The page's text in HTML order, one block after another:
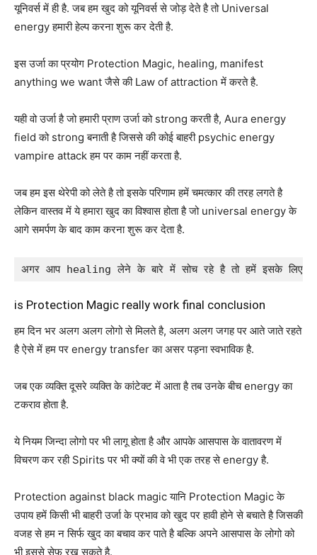
यूनिवर्स में ही है. जब हम खुद को यूनिवर्स से जोड़ देते है तो Universal
energy हमारी हेल्प करना शुरू कर देती है.
इस उर्जा का प्रयोग Protection Magic, healing, manifest
anything we want जैसे की Law of attraction में करते है.
यही वो उर्जा है जो हमारी प्राण उर्जा को strong करती है, Aura energy
field को strong बनाती है जिससे की कोई बाहरी psychic energy
vampire attack हम पर काम नहीं करता है.
जब हम इस थेरेपी को लेते है तो इसके परिणाम हमें चमत्कार की तरह लगते है
लेकिन वास्तव में ये हमारा खुद का विश्वास होता है जो universal energy के
आगे समर्पण के बाद काम करना शुरू कर देता है.
अगर आप healing लेने के बारे में सोच रहे है तो हमें इसके लिए
is Protection Magic really work final conclusion
हम दिन भर अलग अलग लोगो से मिलते है, अलग अलग जगह पर आते जाते रहते
है ऐसे में हम पर energy transfer का असर पड़ना स्वभाविक है.
जब एक व्यक्ति दूसरे व्यक्ति के कांटेक्ट में आता है तब उनके बीच energy का
टकराव होता है.
ये नियम जिन्दा लोगो पर भी लागू होता है और आपके आसपास के वातावरण में
विचरण कर रही Spirits पर भी क्यों की वे भी एक तरह से energy है.
Protection against black magic यानि Protection Magic के
उपाय हमें किसी भी बाहरी उर्जा के प्रभाव को खुद पर हावी होने से बचाते है जिसकी
वजह से हम न सिर्फ खुद का बचाव कर पाते है बल्कि अपने आसपास के लोगो को
भी इससे सेफ रख सकते है.